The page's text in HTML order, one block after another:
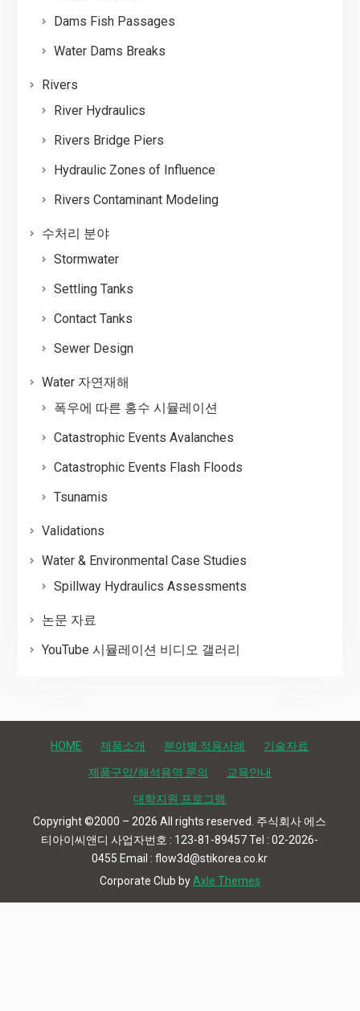
Dams Fish Passages
Water Dams Breaks
Rivers
River Hydraulics
Rivers Bridge Piers
Hydraulic Zones of Influence
Rivers Contaminant Modeling
수처리 분야
Stormwater
Settling Tanks
Contact Tanks
Sewer Design
Water 자연재해
폭우에 따른 홍수 시뮬레이션
Catastrophic Events Avalanches
Catastrophic Events Flash Floods
Tsunamis
Validations
Water & Environmental Case Studies
Spillway Hydraulics Assessments
논문 자료
YouTube 시뮬레이션 비디오 갤러리
HOME 제품소개 분야별 적용사례 기술자료
제품구입/해석용역 문의 교육안내
대학지원 프로그램
Copyright ©2000 – 2026 All rights reserved. 주식회사 에스
티아이씨앤디 사업자번호 : 123-81-89457 Tel : 02-2026-
0455 Email : flow3d@stikorea.co.kr
Corporate Club byAxle Themes